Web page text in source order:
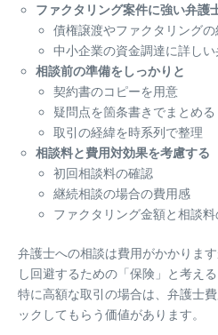
ファクタリング案件に強い弁護
債権譲渡やファクタリング
中小企業の資金調達に詳し
相談前の準備をしっかりと
契約書のコピーを用意
疑問点を箇条書きでまとめる
取引の経緯を時系列で整理
相談料と費用対効果を考慮する
初回相談料の確認
継続相談の場合の費用感
ファクタリング金額と相談料
弁護士への相談は費用がかかりま
し回避するための「保険」と考える
特に高額な取引の場合は、弁護士
ックしてもらう価値があります。